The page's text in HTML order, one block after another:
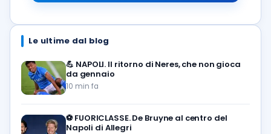
Le ultime dal blog
💪 NAPOLI. Il ritorno di Neres, che non gioca
da gennaio
10 min fa
⚽️ FUORICLASSE. De Bruyne al centro del
Napoli di Allegri